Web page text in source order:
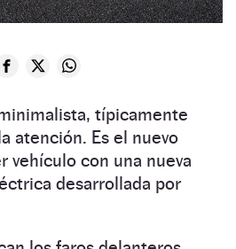
típicamente
atención. Es el nuevo
vehículo con una nueva
desarrollada por